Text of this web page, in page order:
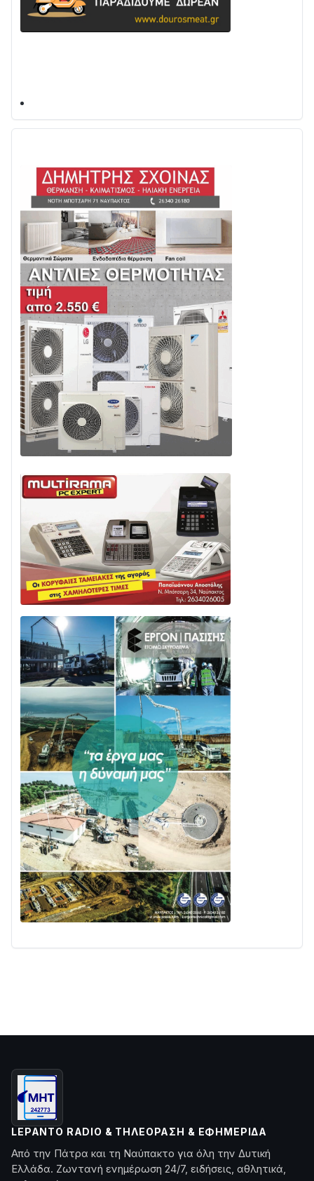
LEPANTO RADIO & ΤΗΛΕΌΡΑΣΗ & ΕΦΗΜΕΡΊΔΑ
Από την Πάτρα και τη Ναύπακτο για όλη την Δυτική
Ελλάδα. Ζωντανή ενημέρωση 24/7, ειδήσεις, αθλητικά,